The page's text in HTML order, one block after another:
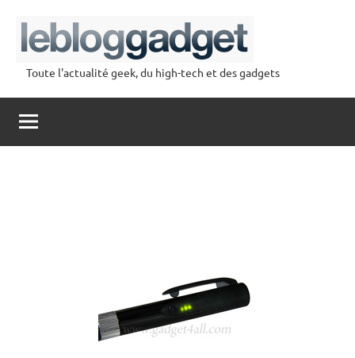
contenu
lebloggadget
Toute l'actualité geek, du high-tech et des gadgets